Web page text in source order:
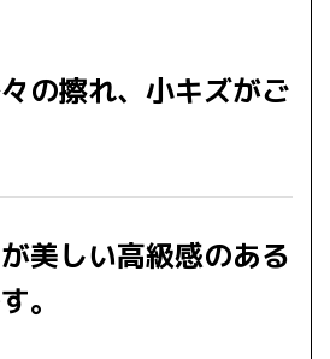
の擦れ、小キズがご
美しい高級感のある
。